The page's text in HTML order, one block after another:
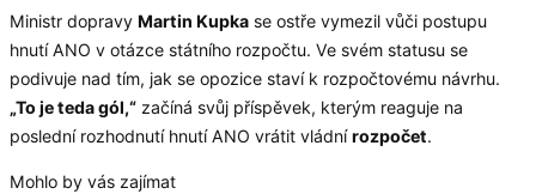
Ministr dopravy Martin Kupka se ostře vymezil vůči postupu
hnutí ANO v otázce státního rozpočtu. Ve svém statusu se
podivuje nad tím, jak se opozice staví k rozpočtovému návrhu.
„To je teda gól,“ začíná svůj příspěvek, kterým reaguje na
poslední rozhodnutí hnutí ANO vrátit vládnírozpočet.
Mohlo by vás zajímat